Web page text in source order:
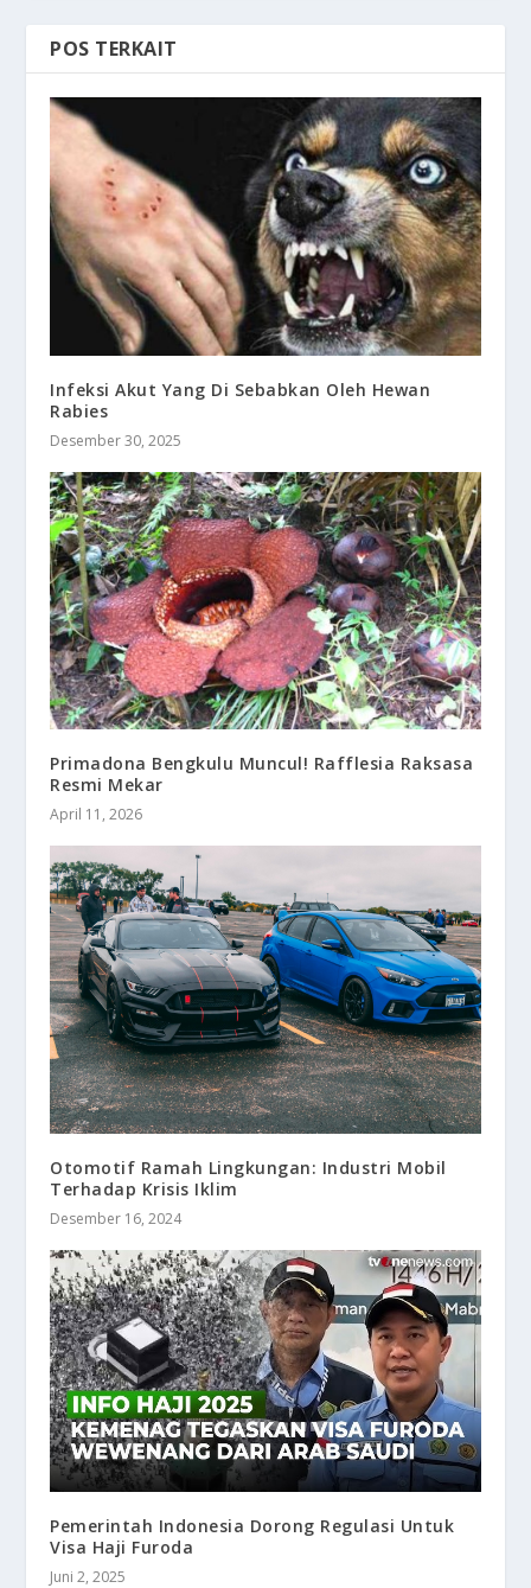
POS TERKAIT
Infeksi Akut Yang Di Sebabkan Oleh Hewan
Rabies
Desember 30, 2025
Primadona Bengkulu Muncul! Rafflesia Raksasa
Resmi Mekar
April 11, 2026
Otomotif Ramah Lingkungan: Industri Mobil
Terhadap Krisis Iklim
Desember 16, 2024
Pemerintah Indonesia Dorong Regulasi Untuk
Visa Haji Furoda
Juni 2, 2025